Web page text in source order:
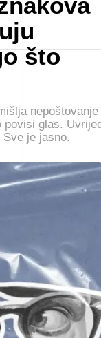
što
nepoštovanje
povisi glas.
je jasno.